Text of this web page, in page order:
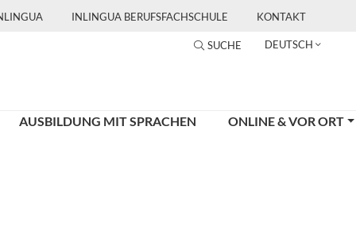
INLINGUA BERUFSFACHSCHULE KONTAKT
SUCHE DEUTSCH
AUSBILDUNG MIT SPRACHEN ONLINE & VOR ORT